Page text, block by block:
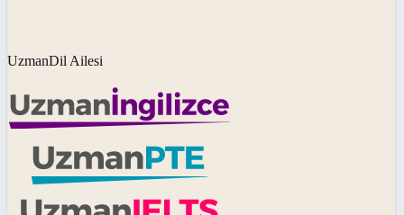
UzmanDil Ailesi